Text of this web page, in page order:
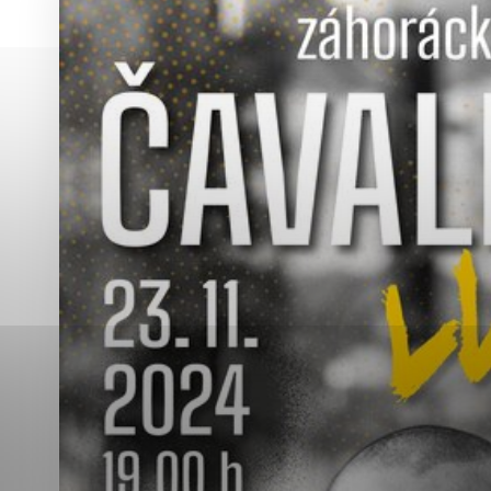
Karanténna stanica Malacky
Sčítanie obyvateľov, domov a bytov
2021
Separovaný zber v meste
Technické cookies
Technické súbory cookie
tým, že umožňujú
stránky. Bez týchto
Analytické cookies
Analytické cookies
aby mohol stránky
možné ich spojiť s